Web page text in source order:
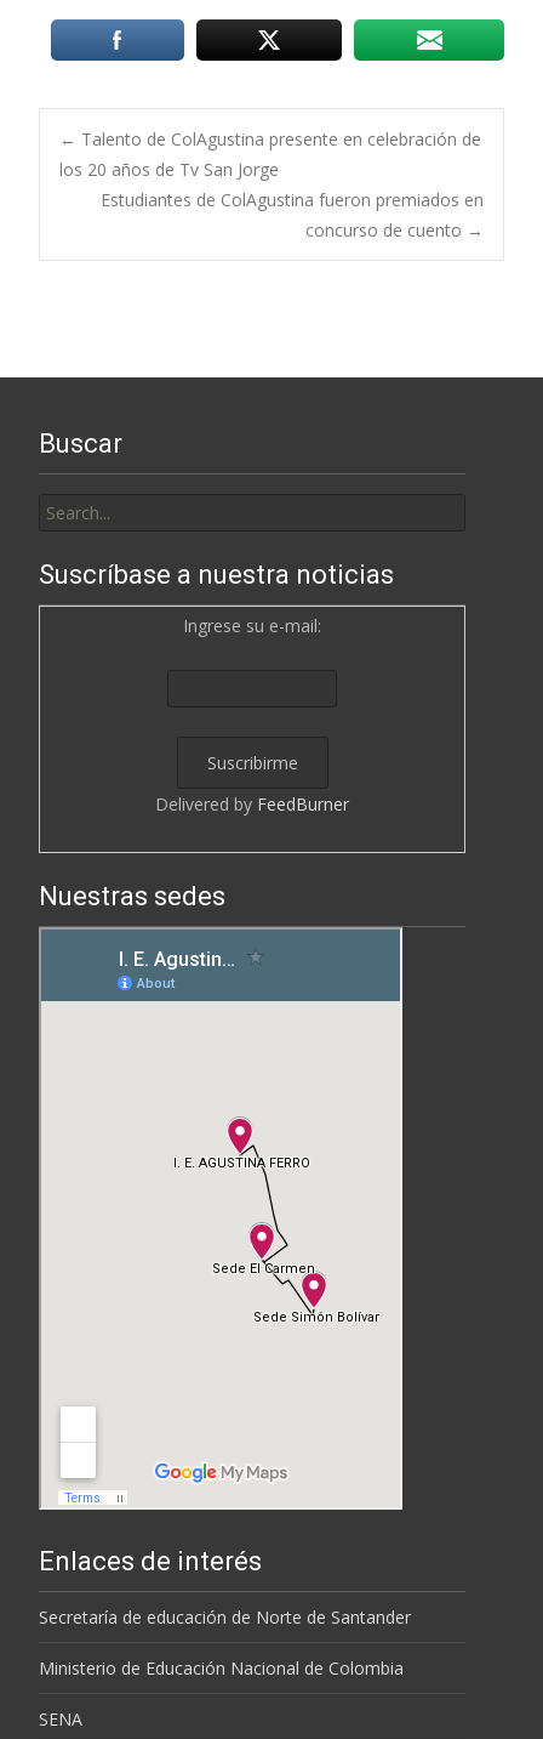
Post
navigation
← Talento de ColAgustina presente en celebración de
los 20 años de Tv San Jorge
Estudiantes de ColAgustina fueron premiados en
concurso de cuento →
Buscar
for:
Suscríbase a nuestra noticias
Ingrese su e-mail:
Delivered by FeedBurner
Nuestras sedes
Enlaces de interés
Secretaría de educación de Norte de Santander
Ministerio de Educación Nacional de Colombia
SENA